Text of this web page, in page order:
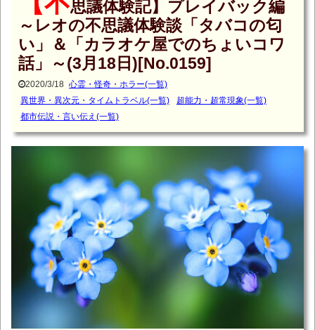
思議体験記】プレイバック編
～レオの不思議体験談「タバコの匂
い」＆「カラオケ屋でのちょいコワ
話」～(3月18日)[No.0159]
2020/3/18 心霊・怪奇・ホラー(一覧)
異世界・異次元・タイムトラベル(一覧)
超能力・超常現象(一覧)
都市伝説・言い伝え(一覧)